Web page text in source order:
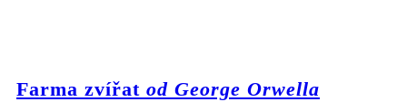
Farma zvířat od George Orwella